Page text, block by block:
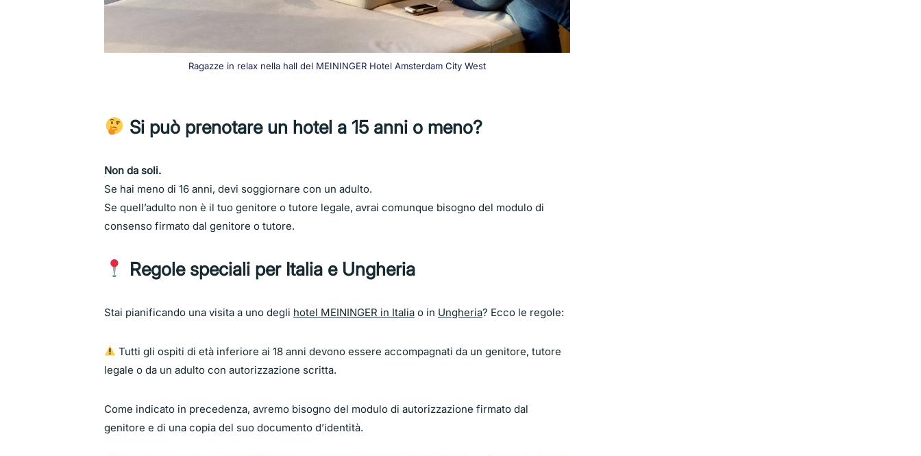
Ragazze in relax nella hall del MEININGER Hotel Amsterdam City West
Si può prenotare un hotel a 15 anni o meno?
Non da soli.
Se hai meno di 16 anni, devi soggiornare con un adulto.
Se quell’adulto non è il tuo genitore o tutore legale, avrai comunque bisogno del modulo di
consenso firmato dal genitore o tutore.
Regole speciali per Italia e Ungheria
Stai pianificando una visita a uno degli hotel MEININGER in Italia o in Ungheria? Ecco le regole:
Tutti gli ospiti di età inferiore ai 18 anni devono essere accompagnati da un genitore, tutore
legale o da un adulto con autorizzazione scritta.
Come indicato in precedenza, avremo bisogno del modulo di autorizzazione firmato dal
genitore e di una copia del suo documento d’identità.